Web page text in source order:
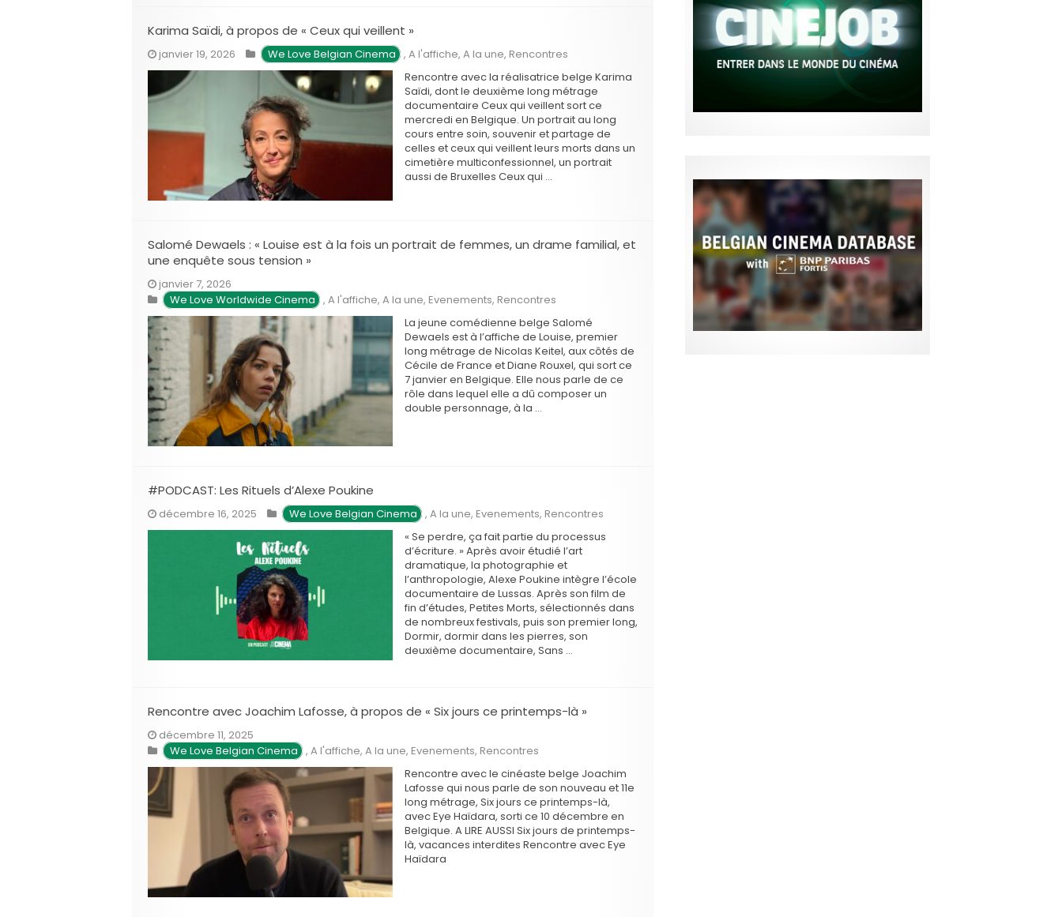
Karima Saïdi, à propos de « Ceux qui veillent »
janvier 19, 2026 We Love Belgian Cinema , A l'affiche, A la une, Rencontres
Rencontre avec la réalisatrice belge Karima
Saïdi, dont le deuxième long métrage
documentaire Ceux qui veillent sort ce
mercredi en Belgique. Un portrait au long
cours entre soin, souvenir et partage de
celles et ceux qui veillent leurs morts dans un
cimetière multiconfessionnel, un portrait
aussi de Bruxelles Ceux qui …
Salomé Dewaels : « Louise est à la fois un portrait de femmes, un drame familial, et
une enquête sous tension »
janvier 7, 2026
We Love Worldwide Cinema , A l'affiche, A la une, Evenements, Rencontres
La jeune comédienne belge Salomé
Dewaels est à l’affiche de Louise, premier
long métrage de Nicolas Keitel, aux côtés de
Cécile de France et Diane Rouxel, qui sort ce
7 janvier en Belgique. Elle nous parle de ce
rôle dans lequel elle a dû composer un
double personnage, à la …
#PODCAST: Les Rituels d’Alexe Poukine
décembre 16, 2025 We Love Belgian Cinema , A la une, Evenements, Rencontres
« Se perdre, ça fait partie du processus
d’écriture. » Après avoir étudié l’art
dramatique, la photographie et
l’anthropologie, Alexe Poukine intègre l’école
documentaire de Lussas. Après son film de
fin d’études, Petites Morts, sélectionnés dans
de nombreux festivals, puis son premier long,
Dormir, dormir dans les pierres, son
deuxième documentaire, Sans …
Rencontre avec Joachim Lafosse, à propos de « Six jours ce printemps-là »
décembre 11, 2025
We Love Belgian Cinema , A l'affiche, A la une, Evenements, Rencontres
Rencontre avec le cinéaste belge Joachim
Lafosse qui nous parle de son nouveau et 11e
long métrage, Six jours ce printemps-là,
avec Eye Haïdara, sorti ce 10 décembre en
Belgique. A LIRE AUSSI Six jours de printemps-
là, vacances interdites Rencontre avec Eye
Haïdara